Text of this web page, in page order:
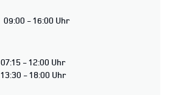
09:00 - 16:00 Uhr
07:15 - 12:00 Uhr
13:30 - 18:00 Uhr